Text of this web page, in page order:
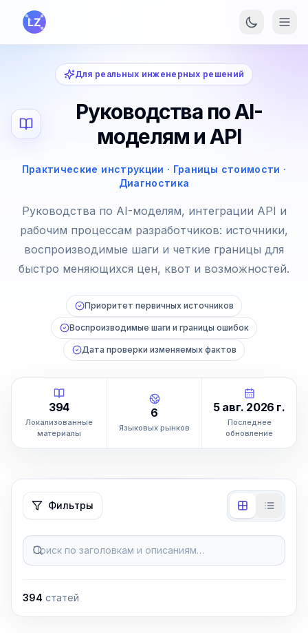
Перейти к основному содержанию
Для реальных инженерных решений
Руководства по AI-
моделям и API
Практические инструкции · Границы стоимости ·
Диагностика
Руководства по AI-моделям, интеграции API и
рабочим процессам разработчиков: источники,
воспроизводимые шаги и четкие границы для
быстро меняющихся цен, квот и возможностей.
Приоритет первичных источников
Воспроизводимые шаги и границы ошибок
Дата проверки изменяемых фактов
394
Локализованные
материалы
6
Языковых рынков
5 авг. 2026 г.
Последнее
обновление
Фильтры
Поиск по заголовкам и описаниям…
394 статей